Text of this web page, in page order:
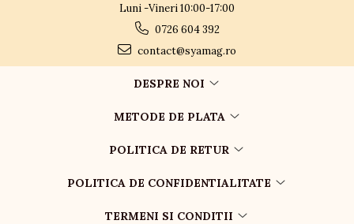
Luni -Vineri 10:00-17:00
0726 604 392
contact@syamag.ro
DESPRE NOI
METODE DE PLATA
POLITICA DE RETUR
POLITICA DE CONFIDENTIALITATE
TERMENI SI CONDITII